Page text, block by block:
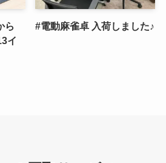
ら
イ
#電動麻雀卓 入荷しました♪